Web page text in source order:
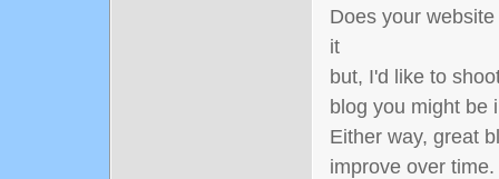
Does your
it
but, I'd like to
blog you might be
Either way, great
improve over time.